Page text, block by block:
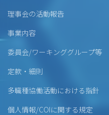
理事会の活動報告
事業内容
委員会/ワーキンググループ等
定款・細則
多職種協働活動における指針
個人情報/COIに関する規定